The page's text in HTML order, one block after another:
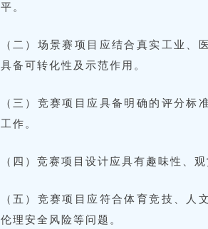
平。
（二）场景赛项目应结合真实工业、
具备可转化性及示范作用。
（三）竞赛项目应具备明确的评分标
工作。
（四）竞赛项目设计应具有趣味性、
（五）竞赛项目应符合体育竞技、人
伦理安全风险等问题。